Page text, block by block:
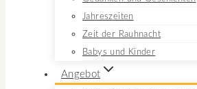
Jahreszeiten
Zeit der Rauhnacht
Babys und Kinder
Angebot